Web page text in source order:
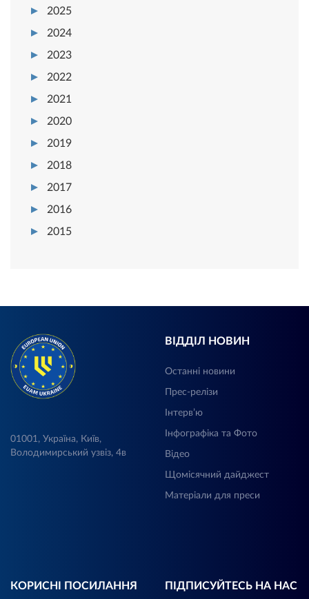
2025
2024
2023
2022
2021
2020
2019
2018
2017
2016
2015
01001, Україна, Київ,
Володимирський узвіз, 4в
ВІДДІЛ НОВИН
Останні новини
Прес-релізи
Інтерв’ю
Інфографіка та Фото
Відео
Щомісячний дайджест
Матеріали для преси
КОРИСНІ ПОСИЛАННЯ ПІДПИСУЙТЕСЬ НА НАС